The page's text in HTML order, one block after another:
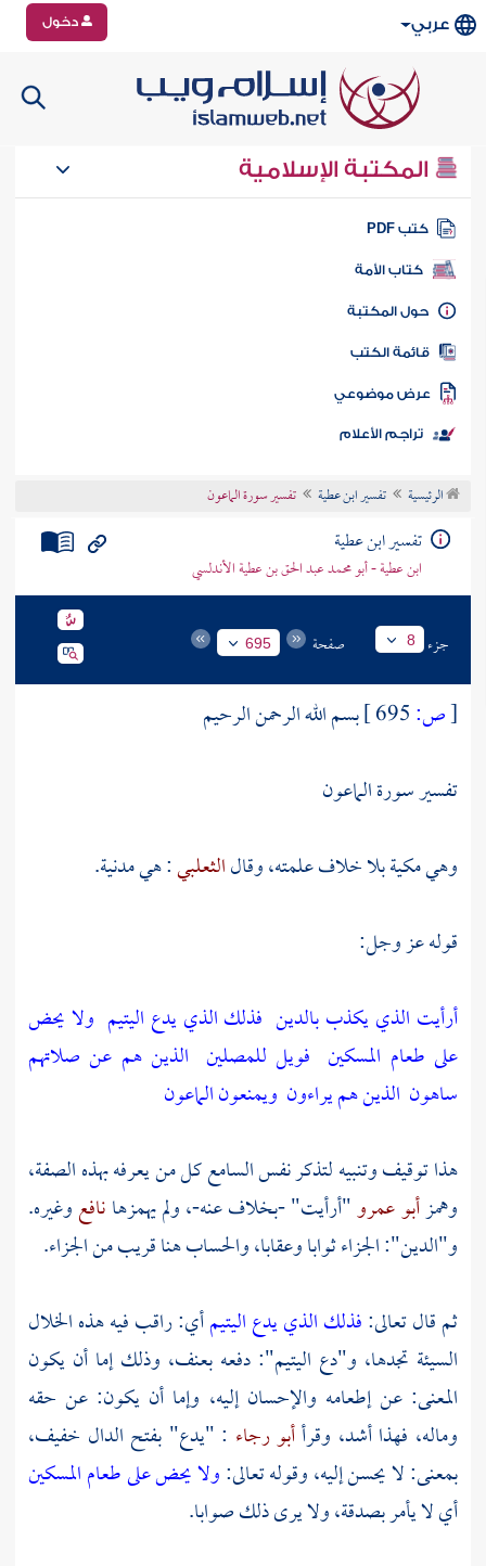
عربي دخول
المكتبة الإسلامية
كتب PDF
كتاب الأمة
المكتبة
الكتب
موضوعي
تراجم الأعلام
الرئيسية تفسير ابن عطية تفسير سورة الماعون
تفسير ابن عطية
ابن عطية - أبو محمد عبد الحق بن عطية الأندلسي
جزء 8 صفحة 695
[ص:
بسم الله الرحمن الرحيم
تفسير سورة الماعون
وهي مكية بلا خلاف علمته، وقالالثعلبي: هي مدنية.
قوله عز وجل:
أرأيت الذي يكذب بالدين فذلك الذي يدع اليتيم ولا يحض
على طعام المسكين فويل للمصلين الذين هم عن صلاتهم
ساهون الذين هم يراءون ويمنعون الماعون
هذا توقيف وتنبيه لتذكر نفس السامع كل من يعرفه بهذه الصفة،
وهمزأبو عمرو"أرأيت" -بخلاف عنه-، ولم يهمزهانافعوغيره.
و"الدين": الجزاء ثوابا وعقابا، والحساب هنا قريب من الجزاء.
ثم قال تعالى:فذلك الذي يدع اليتيمأي: راقب فيه هذه الخلال
السيئة تجدها، و"دع اليتيم": دفعه بعنف، وذلك إما أن يكون
المعنى: عن إطعامه والإحسان إليه، وإما أن يكون: عن حقه
وماله، فهذا أشد، وقرأأبو رجاء : "يدع" بفتح الدال خفيف،
بمعنى: لا يحسن إليه، وقوله تعالى:ولا يحض على طعام المسكين
أي لا يأمر بصدقة، ولا يرى ذلك صوابا.